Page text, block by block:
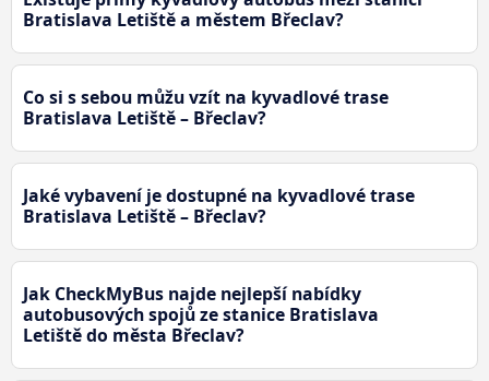
Bratislava Letiště a městem Břeclav?
Co si s sebou můžu vzít na kyvadlové trase
Bratislava Letiště – Břeclav?
Jaké vybavení je dostupné na kyvadlové trase
Bratislava Letiště – Břeclav?
Jak CheckMyBus najde nejlepší nabídky
autobusových spojů ze stanice Bratislava
Letiště do města Břeclav?